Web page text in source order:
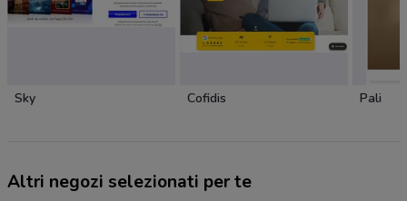
Sky Cofidis Pali
Altri negozi selezionati per te